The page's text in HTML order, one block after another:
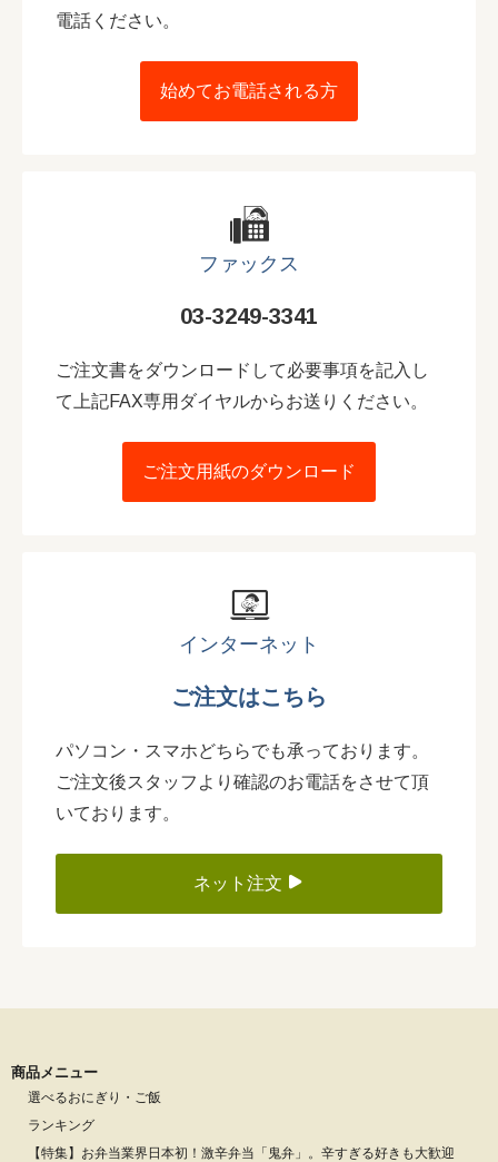
電話ください。
始めてお電話される方
ファックス
03-3249-3341
ご注文書をダウンロードして必要事項を記入し
て上記FAX専用ダイヤルからお送りください。
ご注文用紙のダウンロード
インターネット
ご注文はこちら
パソコン・スマホどちらでも承っております。
ご注文後スタッフより確認のお電話をさせて頂
いております。
ネット注文
商品メニュー
選べるおにぎり・ご飯
ランキング
【特集】お弁当業界日本初！激辛弁当「鬼弁」。辛すぎる好きも大歓迎